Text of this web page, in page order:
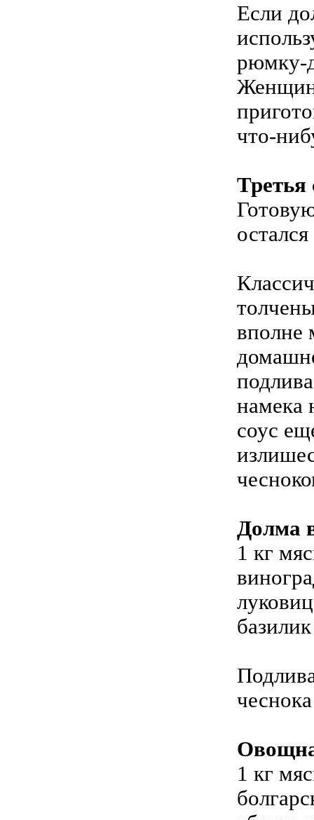
Если
рюмку-
что-
вполне
намека
соус
Долма
1 кг
чеснока
1 кг